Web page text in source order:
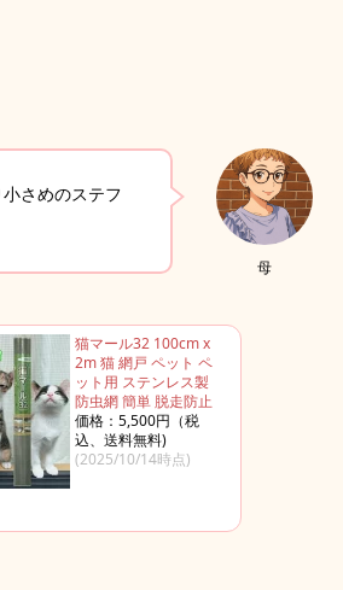
母
さめのステフ
猫マール32 100cm x
2m 猫 網戸 ペット ペ
ット用 ステンレス製
防虫網 簡単 脱走防止
価格：5,500円（税
込、送料無料)
(2025/10/14時点)